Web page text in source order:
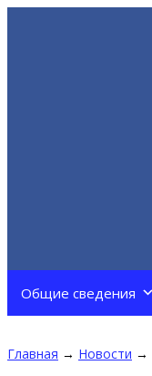
Общие сведения
Главная → Новости →